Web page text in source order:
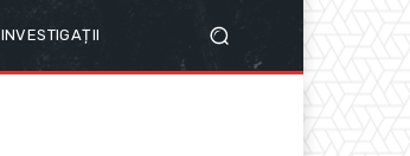
INVESTIGAȚII